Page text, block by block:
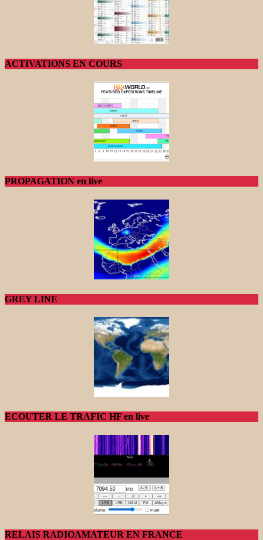
ACTIVATIONS EN COURS
PROPAGATION en live
GREY LINE
ECOUTER LE TRAFIC HF en live
RELAIS RADIOAMATEUR EN FRANCE